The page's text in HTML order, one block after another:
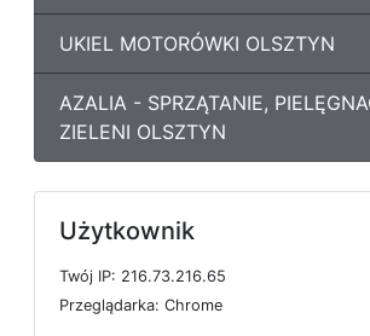
UKIEL MOTORÓWKI OLSZTYN
AZALIA - SPRZĄTANIE,
ZIELENI OLSZTYN
Użytkownik
Twój IP: 216.73.216.65
Przeglądarka: Chrome